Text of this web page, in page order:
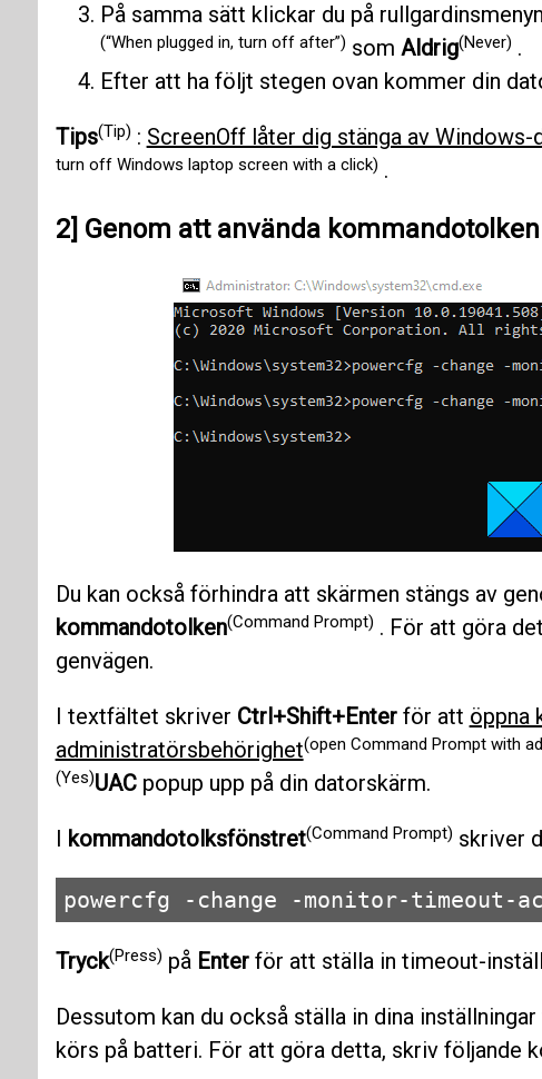
På samma sätt klickar du på
(“When plugged in, turn off after”) som Aldrig(Never) .
Efter att ha följt stegen ovan kommer din
Tips(Tip) : ScreenOff låter dig stänga av
turn off Windows laptop screen with a click) .
2] Genom att använda kommandotolken
Du kan också förhindra att skärmen stängs av
kommandotolken(Command Prompt) . För att göra
genvägen.
I textfältet skriver Ctrl+Shift+Enterför att öppna
administratörsbehörighet(open Command Prompt with
(Yes)UACpopup upp på din datorskärm.
I kommandotolksfönstret(Command Prompt) skriver
powercfg -change -monitor-timeout-
Tryck(Press) på Enterför att ställa in timeout-
Dessutom kan du också ställa in dina
körs på batteri. För att göra detta, skriv följande